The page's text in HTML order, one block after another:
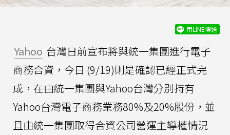
用LINE傳送
Yahoo 台灣日前宣布將與統一集團進行電子
商務合資，今日 (9/19)則是確認已經正式完
成，在由統一集團與Yahoo台灣分別持有
Yahoo台灣電子商務業務80%及20%股份，並
且由統一集團取得合資公司營運主導權情況